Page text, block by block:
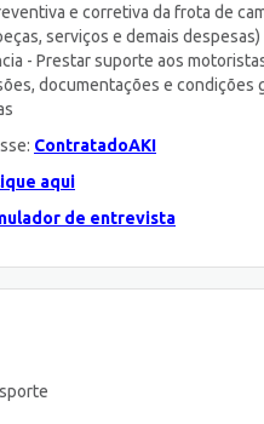
e corretiva da frota de
serviços e demais
- Prestar suporte aos
documentações e
ContratadoAKI
aqui
de entrevista